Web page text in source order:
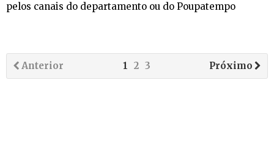
pelos canais do departamento ou do Poupatempo
Anterior Próximo
1 2 3